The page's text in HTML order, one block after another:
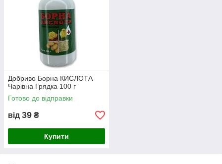
Добриво Борна КИСЛОТА
Чарівна Грядка 100 г
Готово до відправки
від 39 ₴
Купити